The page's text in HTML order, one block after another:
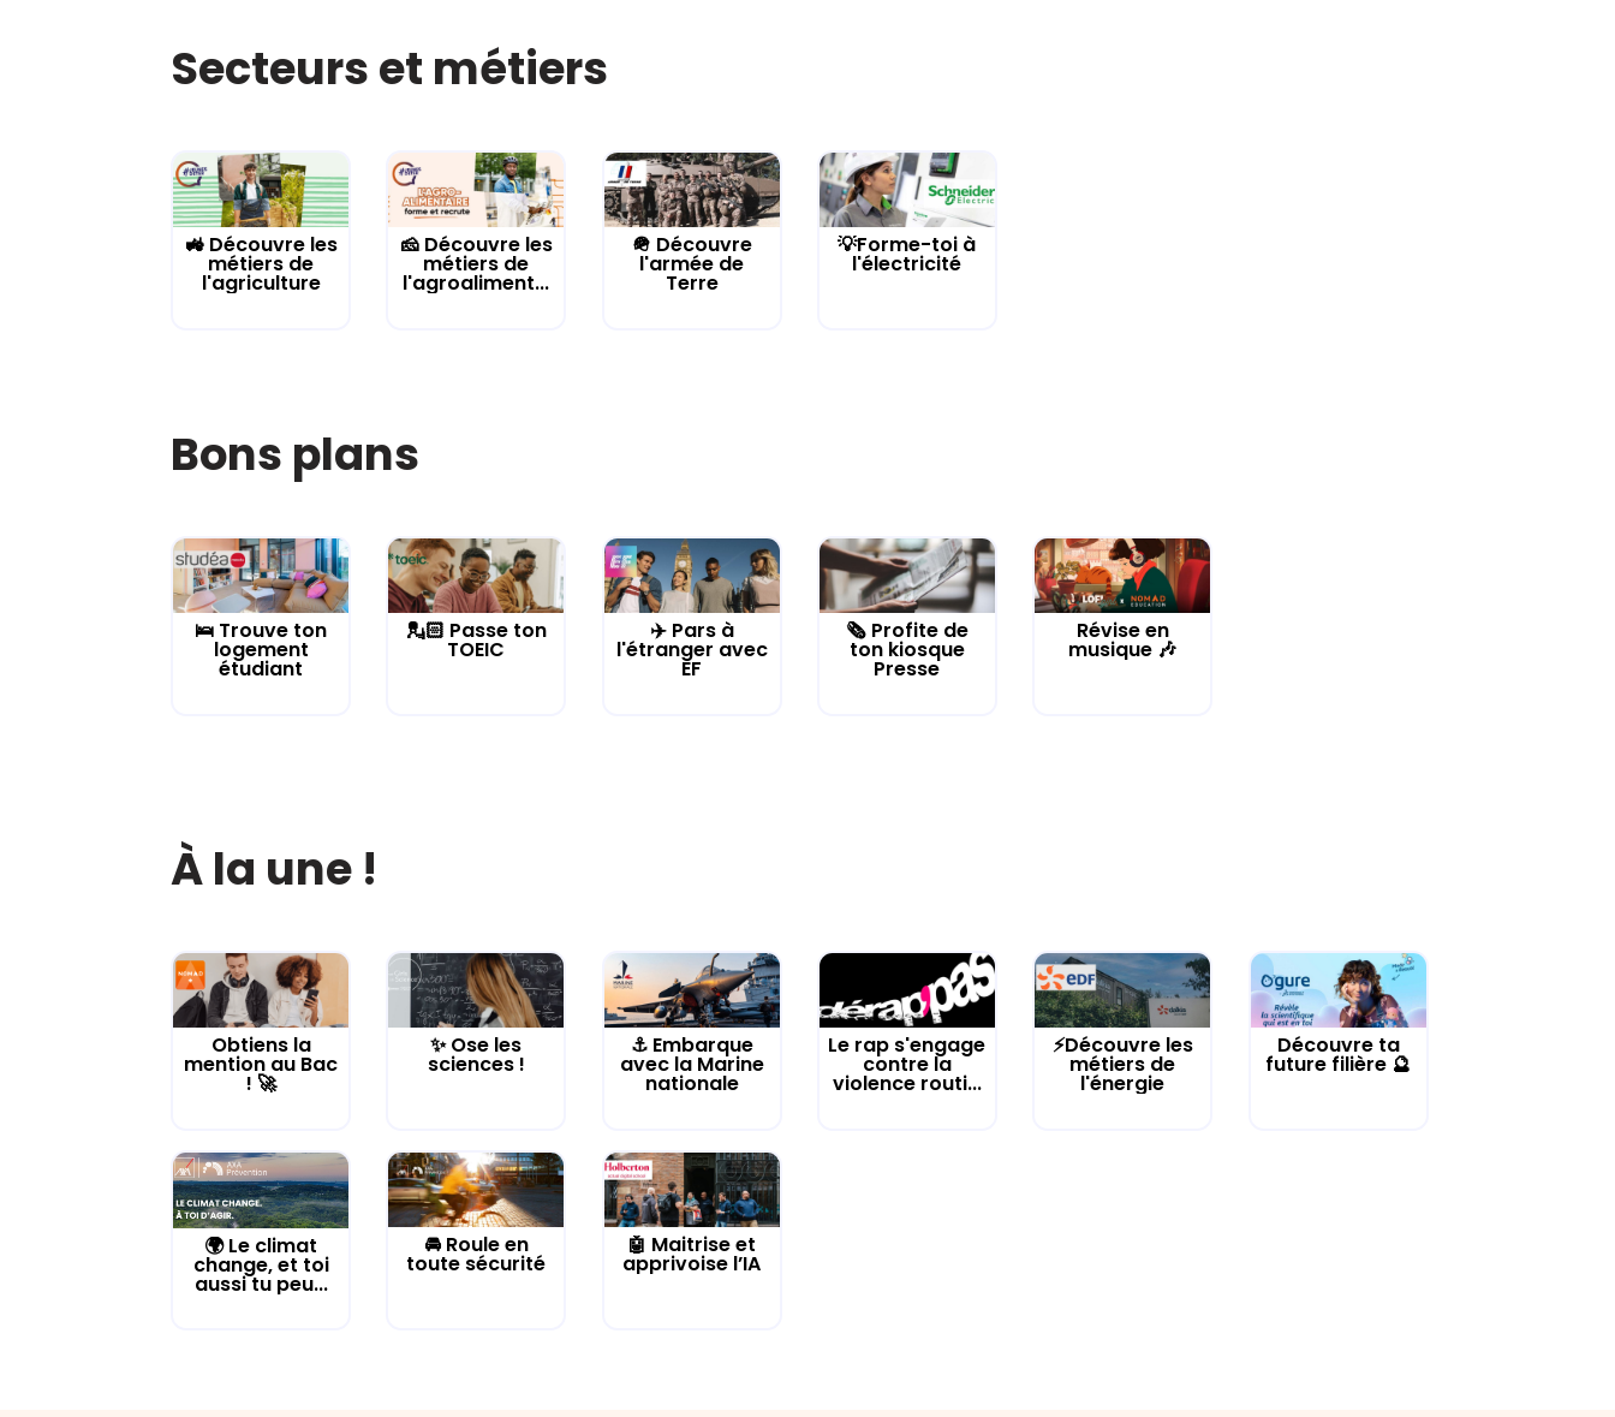
Secteurs et métiers
🚜 Découvre les
métiers de
l'agriculture
🧀 Découvre les
métiers de
l'agroaliment...
🪖 Découvre
l'armée de
Terre
💡Forme-toi à
l'électricité
Bons plans
🛌 Trouve ton
logement
étudiant
💂🏻 Passe ton
TOEIC
✈️ Pars à
l'étranger avec
EF
🗞️ Profite de
ton kiosque
Presse
Révise en
musique 🎶
À la une !
Obtiens la
mention au Bac
! 🚀
✨ Ose les
sciences !
⚓️ Embarque
avec la Marine
nationale
Le rap s'engage
contre la
violence routi...
⚡Découvre les
métiers de
l'énergie
Découvre ta
future filière 🔮
🌍 Le climat
change, et toi
aussi tu peu...
🚘 Roule en
toute sécurité
🤖 Maitrise et
apprivoise l’IA